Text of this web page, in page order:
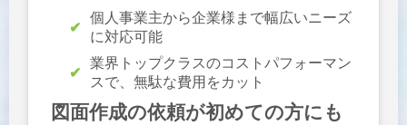
個人事業主から企業様まで幅広いニーズ
に対応可能
業界トップクラスのコストパフォーマン
スで、無駄な費用をカット
図面作成の依頼が初めての方にも